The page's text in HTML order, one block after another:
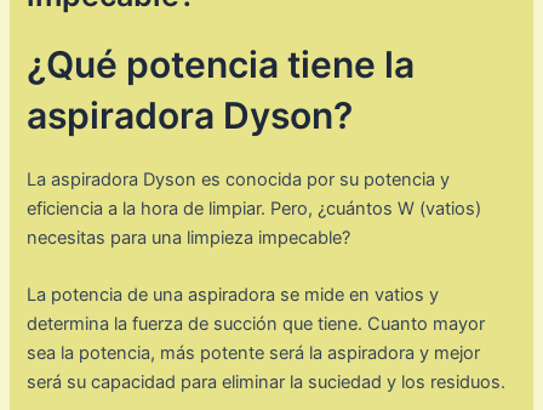
¿Qué potencia tiene la
aspiradora Dyson?
La aspiradora Dyson es conocida por su potencia y
eficiencia a la hora de limpiar. Pero, ¿cuántos W (vatios)
necesitas para una limpieza impecable?
La potencia de una aspiradora se mide en vatios y
determina la fuerza de succión que tiene. Cuanto mayor
sea la potencia, más potente será la aspiradora y mejor
será su capacidad para eliminar la suciedad y los residuos.